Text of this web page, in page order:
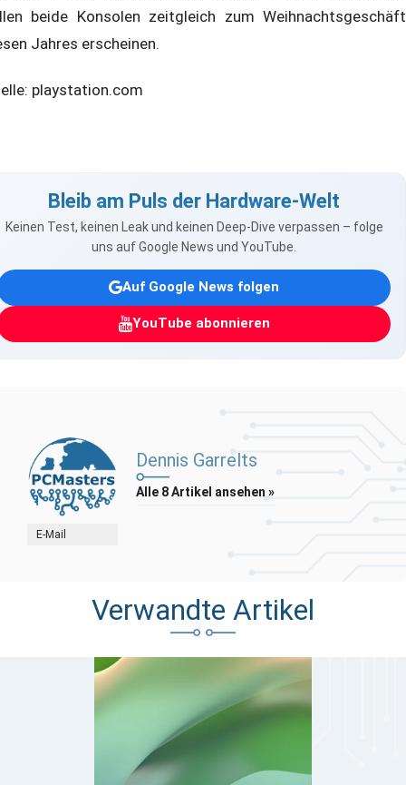
beide Konsolen zeitgleich zum Weihnachtsgeschäft
Jahres erscheinen.
playstation.com
Bleib am Puls der Hardware-Welt
Keinen Test, keinen Leak und keinen Deep-Dive verpassen – folge
uns auf Google News und YouTube.
Auf Google News folgen
YouTube abonnieren
E-Mail
Dennis Garrelts
Alle 8 Artikel ansehen »
Verwandte Artikel